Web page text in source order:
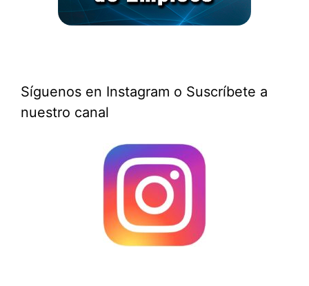
Síguenos en Instagram o Suscríbete a
nuestro canal